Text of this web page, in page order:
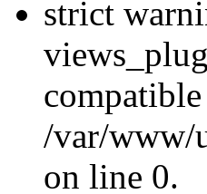
strict
/var/www/
on line 0.